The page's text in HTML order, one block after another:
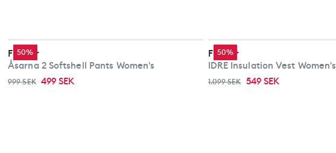
50%
Fischer
Åsarna 2 Softshell Pants Women's
999 SEK 499 SEK
50%
Fischer
IDRE Insulation Vest Women's
1.099 SEK 549 SEK